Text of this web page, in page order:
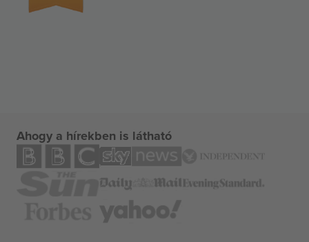
Ahogy a hírekben is látható